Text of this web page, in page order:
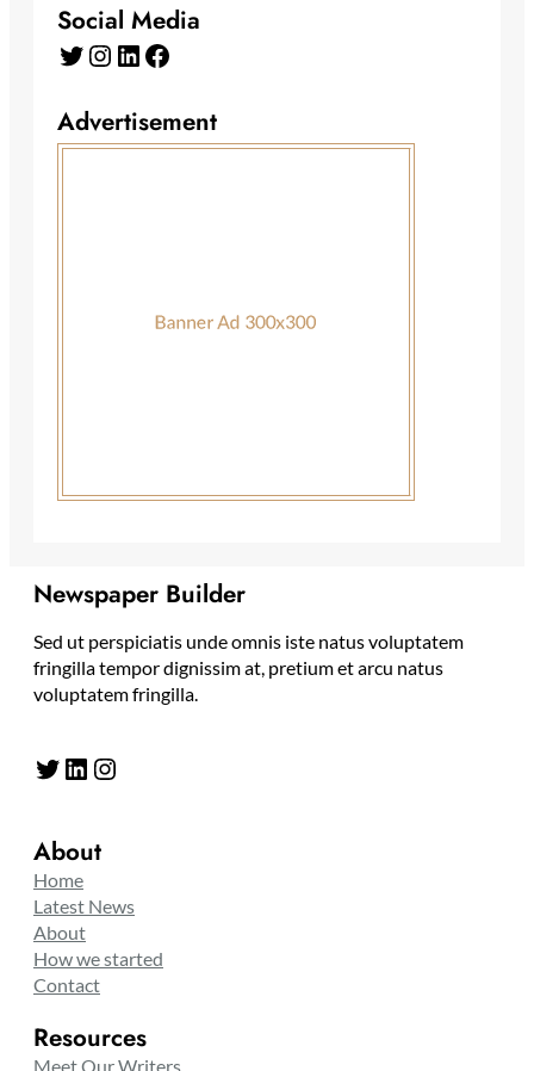
Social Media
Twitter Instagram LinkedIn Facebook
Advertisement
Newspaper Builder
Sed ut perspiciatis unde omnis iste natus voluptatem
fringilla tempor dignissim at, pretium et arcu natus
voluptatem fringilla.
Twitter LinkedIn Instagram
About
Home
Latest News
About
How we started
Contact
Resources
Meet Our Writers